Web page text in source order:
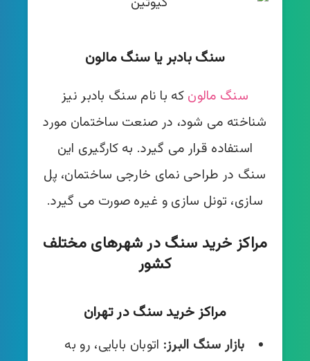
سنگ بادبر یا سنگ مالون
سنگ مالون که با نام سنگ بادبر نیز
شناخته می شود، در صنعت ساختمان مورد
استفاده قرار می گیرد. به کارگیری این
سنگ در طراحی نمای خارجی ساختمان، پل
سازی، تونل سازی و غیره صورت می گیرد.
مراکز خرید سنگ در شهرهای مختلف
کشور
مراکز خرید سنگ در تهران
بازار سنگ البرز: اتوبان بابایی، رو به